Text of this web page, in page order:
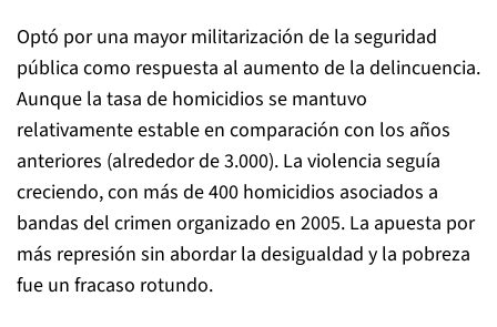
Optó por una mayor militarización de la seguridad
pública como respuesta al aumento de la delincuencia.
Aunque la tasa de homicidios se mantuvo
relativamente estable en comparación con los años
anteriores (alrededor de 3.000). La violencia seguía
creciendo, con más de 400 homicidios asociados a
bandas del crimen organizado en 2005. La apuesta por
más represión sin abordar la desigualdad y la pobreza
fue un fracaso rotundo.